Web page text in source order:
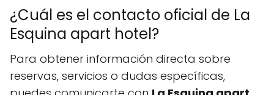
¿Cuál es el contacto oficial de La
Esquina apart hotel?
Para obtener información directa sobre
reservas, servicios o dudas específicas,